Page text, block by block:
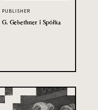
PUBLISHER
G. Gebethner i Spółka